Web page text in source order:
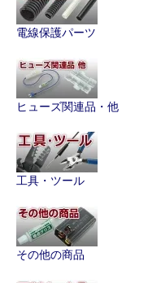
電線保護パーツ
ヒューズ関連品・他
工具・ツール
その他の商品